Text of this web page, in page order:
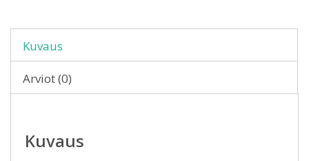
Kuvaus
Arviot (0)
Kuvaus